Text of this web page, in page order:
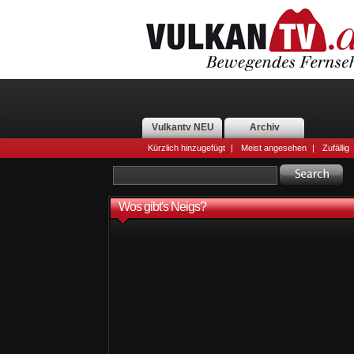
Vulkantv NEU Archiv
Kürzlich hinzugefügt | Meist angesehen | Zufällig
Wos gibt's Neigs?